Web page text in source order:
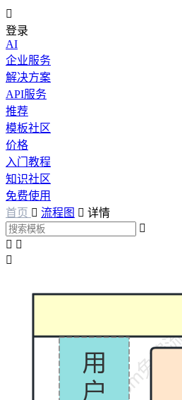

登录
AI
企业服务
解决方案
API服务
推荐
模板社区
价格
入门教程
知识社区
免费使用
首页  流程图  详情

 
